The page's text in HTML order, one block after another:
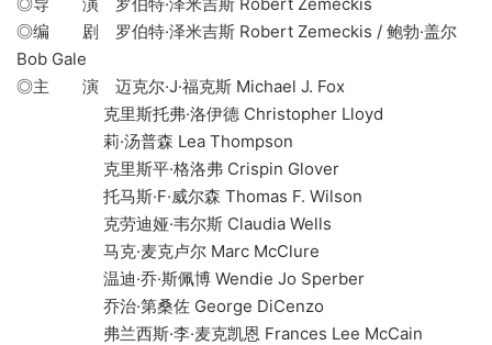
◎编 剧 罗伯特·泽米吉斯 Robert Zemeckis / 鲍勃·盖尔
Bob Gale
◎主 演 迈克尔·J·福克斯 Michael J. Fox
克里斯托弗·洛伊德 Christopher Lloyd
莉·汤普森 Lea Thompson
克里斯平·格洛弗 Crispin Glover
托马斯·F·威尔森 Thomas F. Wilson
克劳迪娅·韦尔斯 Claudia Wells
马克·麦克卢尔 Marc McClure
温迪·乔·斯佩博 Wendie Jo Sperber
乔治·第桑佐 George DiCenzo
弗兰西斯·李·麦克凯恩 Frances Lee McCain